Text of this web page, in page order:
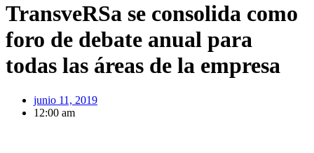
TransveRSa se consolida como
foro de debate anual para
todas las áreas de la empresa
junio 11, 2019
12:00 am